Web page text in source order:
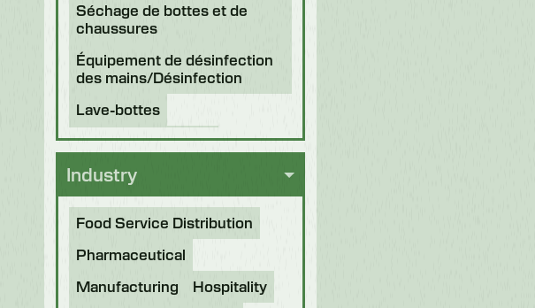
Machines remises à neuf
Séchage de bottes et de
chaussures
Équipement de désinfection
des mains/Désinfection
Lave-bottes
Armoires et casiers
Stérilisateurs pour couteaux
Industry
Food Service Distribution
Pharmaceutical
Manufacturing
Hospitality